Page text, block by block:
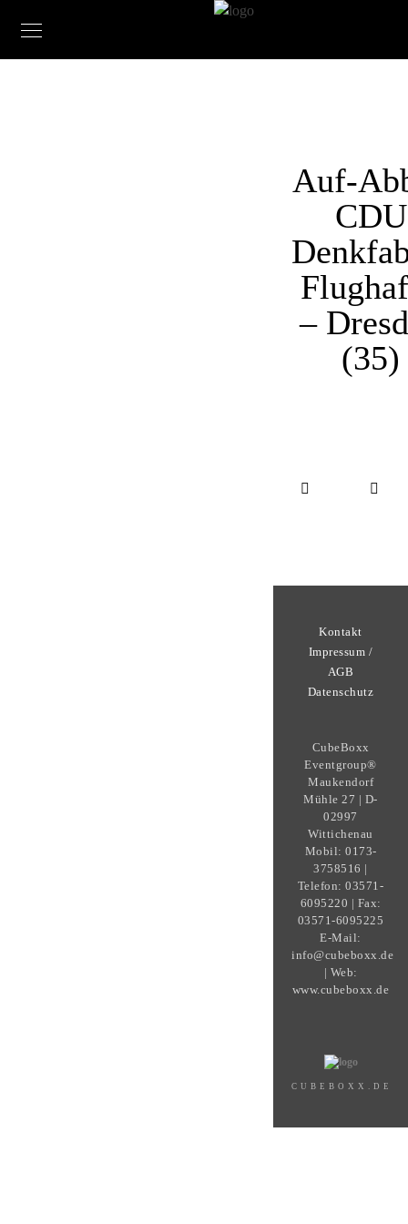
Auf-
CDU
–
(35)
Kontakt
Impressum /
AGB
Datenschutz
CubeBoxx
Eventgroup®
Maukendorf
Mühle 27 | D-
02997
Wittichenau
Mobil: 0173-
3758516 |
Telefon: 03571-
6095220 | Fax:
03571-6095225
E-Mail:
info@cubeboxx.de
| Web:
www.cubeboxx.de
CUBEBOXX.DE